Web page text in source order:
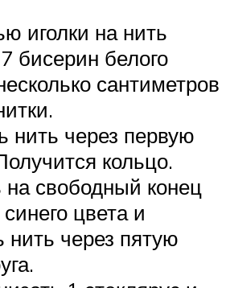
иголки на нить
бисерин белого
сантиметров
нить через первую
кольцо.
на свободный конец
цвета и
нить через пятую